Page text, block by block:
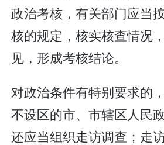
政治考核，有关部门应当
核的规定，核实核查情况
见，形成考核结论。
对政治条件有特别要求的
不设区的市、市辖区人民
还应当组织走访调查；走